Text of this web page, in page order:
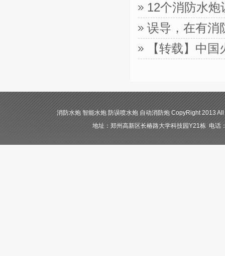
12个消防水
误导，在有消
【转载】中
消防水炮 智能水炮 防误喷水炮 自动消防炮 CopyRight 2013
地址：郑州高新区长椿路大学科技园Y21栋 电